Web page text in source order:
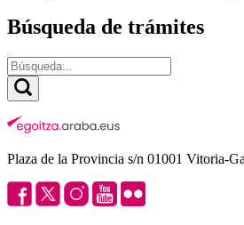
Búsqueda de trámites
Plaza de la Provincia s/n 01001 Vitoria-